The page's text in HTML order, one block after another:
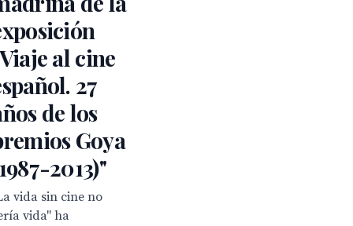
al cine
27
de los
Goya
2013)"
vida sin cine no
vida" ha